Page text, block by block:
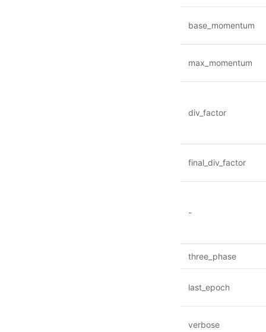
base_momentum
max_momentum
div_factor
final_div_factor
-
three_phase
last_epoch
verbose